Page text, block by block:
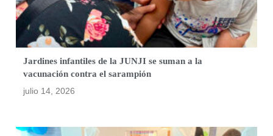
Jardines infantiles de la JUNJI se suman a la
vacunación contra el sarampión
julio 14, 2026